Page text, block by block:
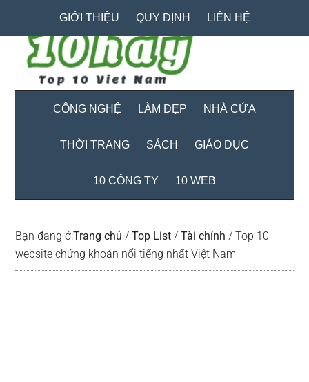
content
secondary
menu
primary
sidebar
GIỚI THIỆU QUY ĐỊNH LIÊN HỆ
CÔNG NGHỆ LÀM ĐẸP NHÀ CỬA
THỜI TRANG SÁCH GIÁO DỤC
10 CÔNG TY 10 WEB
Bạn đang ở:Trang chủ / Top List / Tài chính / Top 10
website chứng khoán nổi tiếng nhất Việt Nam